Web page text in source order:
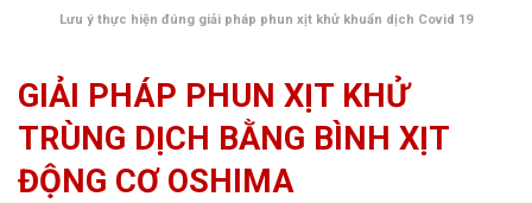
Lưu ý thực hiện đúng giải pháp phun xịt khử khuẩn dịch Covid 19
GIẢI PHÁP PHUN XỊT KHỬ
TRÙNG DỊCH BẰNG BÌNH XỊT
ĐỘNG CƠ OSHIMA